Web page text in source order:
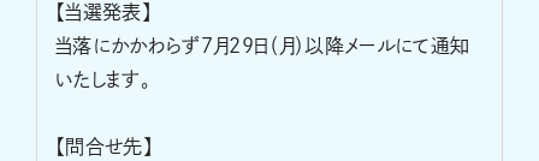
【当選発表】
当落にかかわらず7月29日（月）以降メールにて通知
いたします。
【問合せ先】